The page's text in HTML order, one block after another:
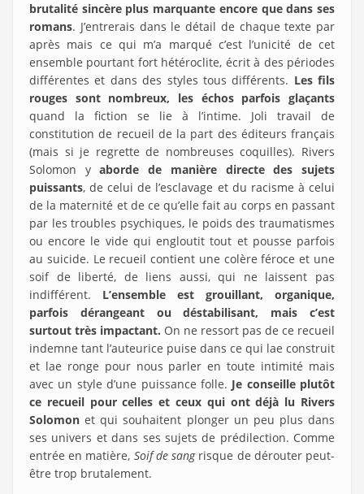
brutalité sincère plus marquante encore que dans ses
romans. J’entrerais dans le détail de chaque texte par
après mais ce qui m’a marqué c’est l’unicité de cet
ensemble pourtant fort hétéroclite, écrit à des périodes
différentes et dans des styles tous différents. Les fils
rouges sont nombreux, les échos parfois glaçants
quand la fiction se lie à l’intime. Joli travail de
constitution de recueil de la part des éditeurs français
(mais si je regrette de nombreuses coquilles). Rivers
Solomon yaborde de manière directe des sujets
puissants, de celui de l’esclavage et du racisme à celui
de la maternité et de ce qu’elle fait au corps en passant
par les troubles psychiques, le poids des traumatismes
ou encore le vide qui engloutit tout et pousse parfois
au suicide. Le recueil contient une colère féroce et une
soif de liberté, de liens aussi, qui ne laissent pas
indifférent. L’ensemble est grouillant, organique,
parfois dérangeant ou déstabilisant, mais c’est
surtout très impactant. On ne ressort pas de ce recueil
indemne tant l’auteurice puise dans ce qui lae construit
et lae ronge pour nous parler en toute intimité mais
avec un style d’une puissance folle. Je conseille plutôt
ce recueil pour celles et ceux qui ont déjà lu Rivers
Solomon et qui souhaitent plonger un peu plus dans
ses univers et dans ses sujets de prédilection. Comme
entrée en matière, Soif de sangrisque de dérouter peut-
être trop brutalement.